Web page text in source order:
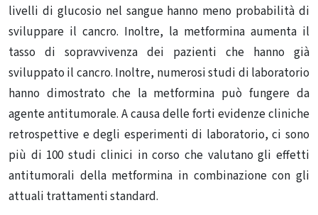
livelli di glucosio nel sangue hanno meno probabilità di
sviluppare il cancro. Inoltre, la metformina aumenta il
tasso di sopravvivenza dei pazienti che hanno già
sviluppato il cancro. Inoltre, numerosi studi di laboratorio
hanno dimostrato che la metformina può fungere da
agente antitumorale. A causa delle forti evidenze cliniche
retrospettive e degli esperimenti di laboratorio, ci sono
più di 100 studi clinici in corso che valutano gli effetti
antitumorali della metformina in combinazione con gli
attuali trattamenti standard.